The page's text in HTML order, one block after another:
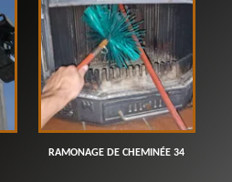
RAMONAGE DE CHEMINÉE 34